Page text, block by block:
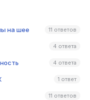
на шее 11 ответов
4 ответа
4 ответа
1 ответ
11 ответов